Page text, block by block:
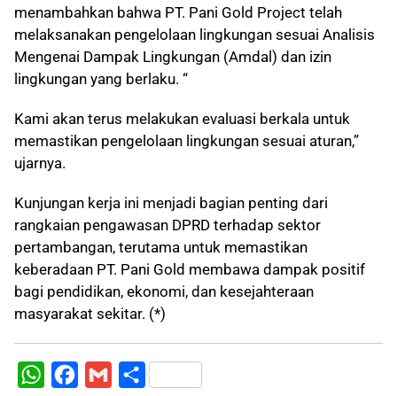
menambahkan bahwa PT. Pani Gold Project telah
melaksanakan pengelolaan lingkungan sesuai Analisis
Mengenai Dampak Lingkungan (Amdal) dan izin
lingkungan yang berlaku. “
Kami akan terus melakukan evaluasi berkala untuk
memastikan pengelolaan lingkungan sesuai aturan,”
ujarnya.
Kunjungan kerja ini menjadi bagian penting dari
rangkaian pengawasan DPRD terhadap sektor
pertambangan, terutama untuk memastikan
keberadaan PT. Pani Gold membawa dampak positif
bagi pendidikan, ekonomi, dan kesejahteraan
masyarakat sekitar. (*)
W
S